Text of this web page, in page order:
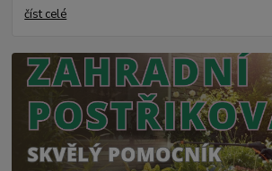
číst celé